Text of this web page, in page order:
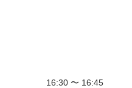
16:30 〜 16:45